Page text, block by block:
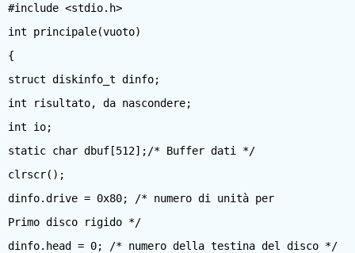
#include <stdio.h>
int principale(vuoto)
{
struct diskinfo_t dinfo;
int risultato, da nascondere;
int io;
static char dbuf[512];/* Buffer dati */
clrscr();
dinfo.drive = 0x80; /* numero di unità per
Primo disco rigido */
dinfo.head = 0; /* numero della testina del disco */